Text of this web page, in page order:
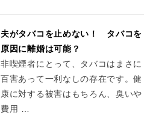
夫がタバコを止めない！ タバコを
原因に離婚は可能？
非喫煙者にとって、タバコはまさに
百害あって一利なしの存在です。健
康に対する被害はもちろん、臭いや
費用 …